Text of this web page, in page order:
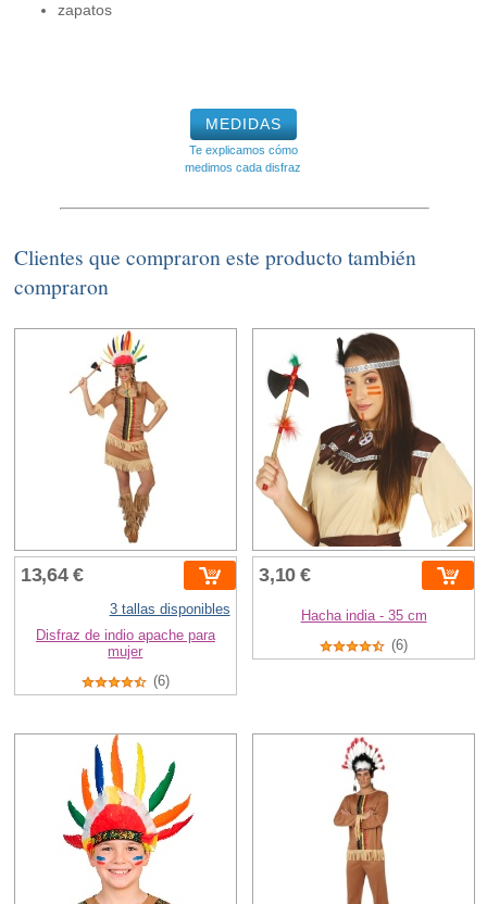
zapatos
MEDIDAS
Te explicamos cómo
medimos cada disfraz
Clientes que compraron este producto también
compraron
13,64 €
3 tallas disponibles
Disfraz de indio apache para
mujer
(6)
3,10 €
Hacha india - 35 cm
(6)